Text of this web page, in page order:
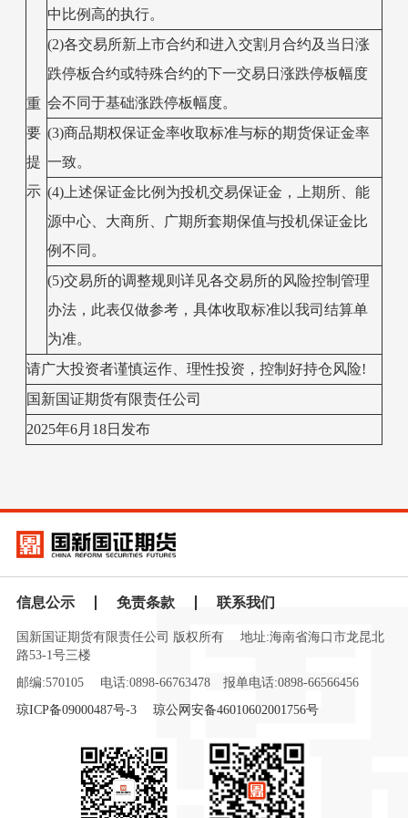
重
要
提
示
中比例高的执行。
(2)各交易所新上市合约和进入交割月合约及当日涨
跌停板合约或特殊合约的下一交易日涨跌停板幅度
会不同于基础涨跌停板幅度。
(3)商品期权保证金率收取标准与标的期货保证金率
一致。
(4)上述保证金比例为投机交易保证金，上期所、能
源中心、大商所、广期所套期保值与投机保证金比
例不同。
(5)交易所的调整规则详见各交易所的风险控制管理
办法，此表仅做参考，具体收取标准以我司结算单
为准。
请广大投资者谨慎运作、理性投资，控制好持仓风险!
国新国证期货有限责任公司
2025年6月18日发布
信息公示 免责条款 联系我们
国新国证期货有限责任公司 版权所有
地址:海南省海口市龙昆北
路53-1号三楼
邮编:570105
电话:0898-66763478
报单电话:0898-66566456
琼ICP备09000487号-3
琼公网安备46010602001756号